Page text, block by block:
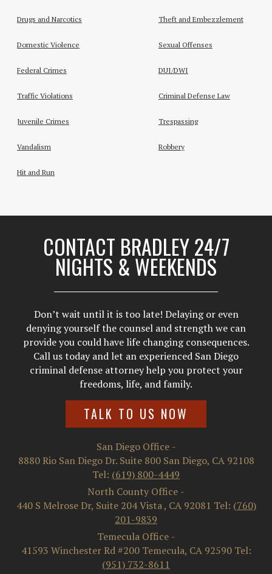
Drugs and Narcotics Theft and Embezzlement
Domestic Violence Sexual Offenses
Federal Crimes DUI/DWI
Traffic Violations Criminal Defense Law
Juvenile Crimes Trespassing
Vandalism Robbery
Hit and Run
CONTACT BRADLEY 24/7
NIGHTS & WEEKENDS
Don’t wait until it is too late! Delaying or even
denying yourself the counsel and strength we can
provide you could have life changing consequences.
Call us today and let an experienced San Diego
criminal defense attorney help you protect your
freedoms, life, and family.
TALK TO US NOW
San Diego Office -
8880 Rio San Diego Dr. Suite 800 San Diego, CA 92108
Tel: (619) 800-4449
North County Office -
440 S Melrose Dr, Suite 204 Vista, CA 92081 Tel: (760)
201-9839
Temecula Office -
41593 Winchester Rd #200 Temecula, CA 92590Tel:
(951) 732-8611